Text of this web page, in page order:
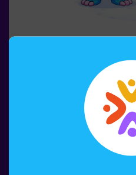
6-10 AÑOS
Escuela de
¿Alguna vez has imaginado
👾 En la Escuela de
de la aventura.Durante esta
movimiento, los peques
sorprendentes, superarán